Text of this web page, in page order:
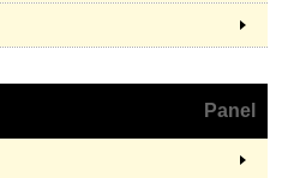
Panel